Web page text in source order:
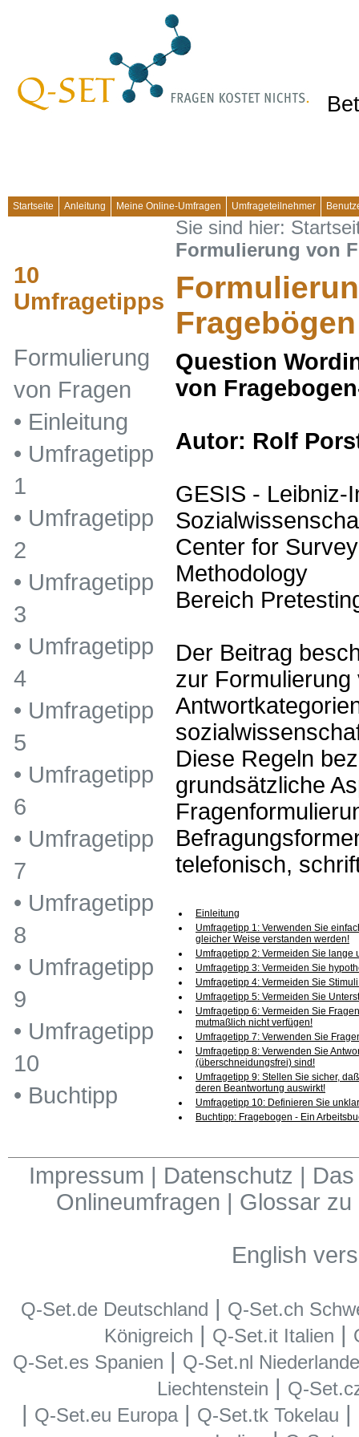
Startseite Anleitung Meine Online-Umfragen Umfrageteilnehmer
Sie sind hier:
Formulierung von
Fragebögen
Question
von
Autor: Rolf
GESIS - Leibniz-
Center for
Methodology
Bereich
Der Beitrag
zur
Diese Regeln
grundsätzliche
telefonisch,
Einleitung
Umfragetipp 1: Verwenden Sie
gleicher Weise verstanden werden!
Umfragetipp 2: Vermeiden Sie lange
Umfragetipp 3: Vermeiden Sie
Umfragetipp 4: Vermeiden Sie
Umfragetipp 5: Vermeiden Sie
Umfragetipp 6: Vermeiden Sie
mutmaßlich nicht verfügen!
Umfragetipp 7: Verwenden Sie
Umfragetipp 8: Verwenden Sie
(überschneidungsfrei) sind!
Umfragetipp 9: Stellen Sie sicher,
deren Beantwortung auswirkt!
Umfragetipp 10: Definieren Sie
Buchtipp: Fragebogen - Ein
10
Umfragetipps
Formulierung
von Fragen
• Einleitung
• Umfragetipp
1
• Umfragetipp
2
• Umfragetipp
3
• Umfragetipp
4
• Umfragetipp
5
• Umfragetipp
6
• Umfragetipp
7
• Umfragetipp
8
• Umfragetipp
9
• Umfragetipp
10
• Buchtipp
Impressum | Datenschutz |
Onlineumfragen | Glossar zu
English
Q-Set.de Deutschland | Q-Set.ch
Königreich | Q-Set.it Italien |
Q-Set.es Spanien | Q-Set.nl Niederlande
Liechtenstein | Q-
| Q-Set.eu Europa| Q-Set.tk Tokelau |